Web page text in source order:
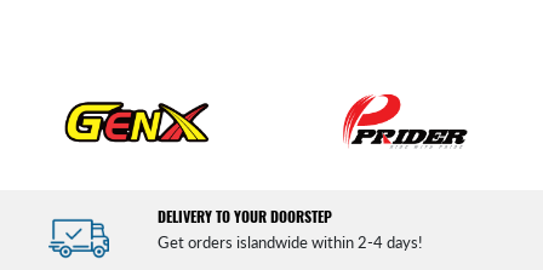
DELIVERY TO YOUR DOORSTEP
Get orders islandwide within 2-4 days!